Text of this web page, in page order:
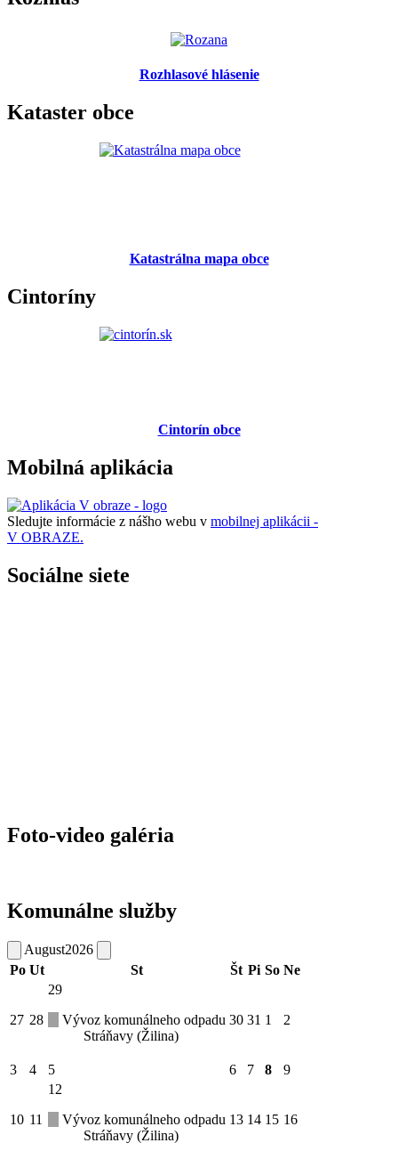
Rozhlasové hlásenie
Kataster obce
Katastrálna mapa obce
Cintoríny
Cintorín obce
Mobilná aplikácia
Sledujte informácie z nášho webu v mobilnej aplikácii -
V OBRAZE.
Sociálne siete
Foto-video galéria
Komunálne služby
August2026
Po Ut St Št Pi So Ne
27 28
29
Vývoz komunálneho odpadu
Stráňavy (Žilina)
30 31 1 2
3 4 5 6 7 8 9
10 11
12
Vývoz komunálneho odpadu
Stráňavy (Žilina)
13 14 15 16